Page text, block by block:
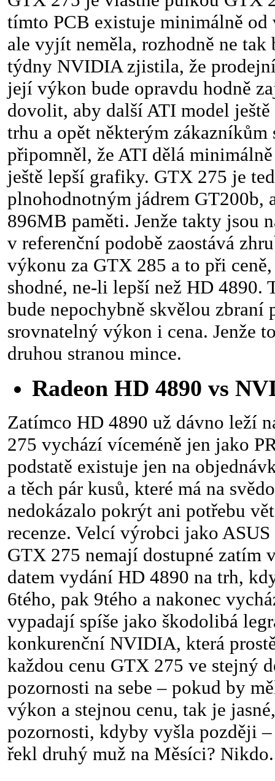
tímto PCB existuje minimálně
ale vyjít neměla, rozhodně ne tak
týdny NVIDIA zjistila, že
její výkon bude opravdu hodně
dovolit, aby další ATI model
trhu a opět některým zákazníkům
připomněl, že ATI dělá
ještě lepší grafiky. GTX 275 je
plnohodnotným jádrem GT200b,
896MB paměti. Jenže takty jsou
v referenční podobě zaostává
výkonu za GTX 285 a to při
shodné, ne-li lepší než HD 4890.
bude nepochybně skvělou zbraní
srovnatelný výkon i cena. Jenže
druhou stranou mince.
Radeon HD 4890 vs
Zatímco HD 4890 už dávno leží
275 vychází víceméně jen jako
podstatě existuje jen na
a těch pár kusů, které má na
nedokázalo pokrýt ani potřebu
recenze. Velcí výrobci jako
GTX 275 nemají dostupné zatím
datem vydání HD 4890 na trh,
6tého, pak 9tého a nakonec
vypadají spíše jako škodolibá
konkurenční NVIDIA, která
každou cenu GTX 275 ve stejný
pozornosti na sebe – pokud by
výkon a stejnou cenu, tak je
pozornosti, kdyby vyšla později
řekl druhý muž na Měsíci? Nikdo.